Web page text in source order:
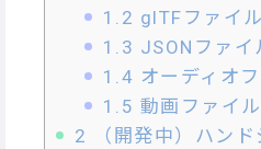
1.2 glTFファイ
1.3 JSONファイ
1.4 オーディオ
1.5 動画ファイ
2
（開発中）ハン